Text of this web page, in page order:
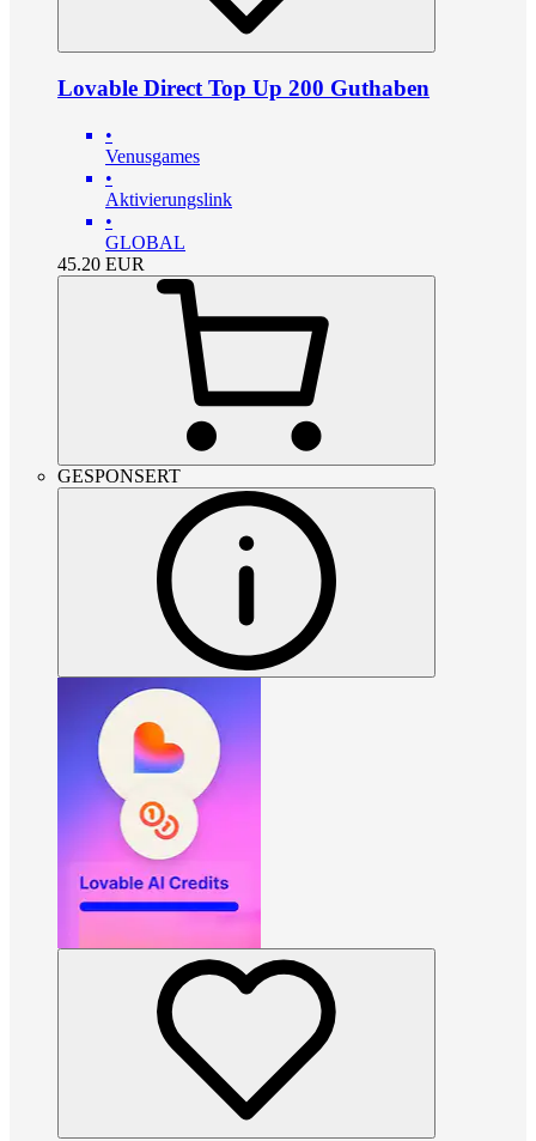
Lovable Direct Top Up 200 Guthaben
•
Venusgames
•
Aktivierungslink
•
GLOBAL
45.20 EUR
GESPONSERT